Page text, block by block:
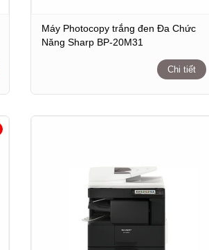
Máy Photocopy trắng đen Đa Chức
Năng Sharp BP-20M31
Chi tiết